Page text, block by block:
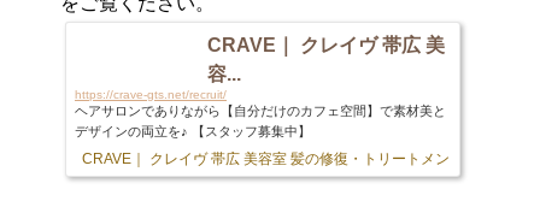
CRAVE｜ クレイヴ 帯広 美
容...
https://crave-gts.net/recruit/
ヘアサロンでありながら【自分だけのカフェ空間】で素材美と
デザインの両立を♪ 【スタッフ募集中】
CRAVE｜ クレイヴ 帯広 美容室 髪の修復・トリートメント専門店